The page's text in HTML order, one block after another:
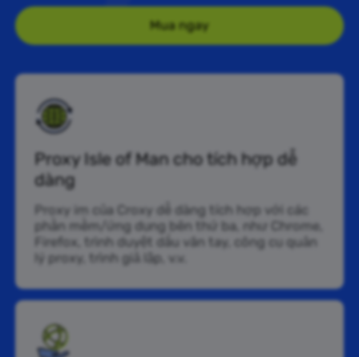
Mua ngay
Proxy Isle of Man cho tích hợp dễ
dàng
Proxy im của Croxy dễ dàng tích hợp với các
phần mềm/ứng dụng bên thứ ba, như Chrome,
Firefox, trình duyệt dấu vân tay, công cụ quản
lý proxy, trình giả lập, v.v.